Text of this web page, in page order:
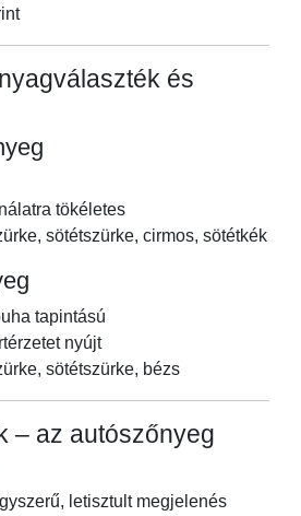
és
tökéletes
sötétszürke, cirmos, sötétkék
tapintású
nyújt
sötétszürke, bézs
– az autószőnyeg
letisztult megjelenés